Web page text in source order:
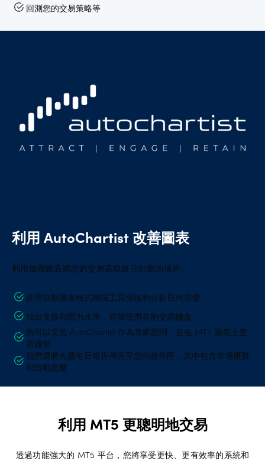
回測您的交易策略等
利用 AutoChartist 改善圖表
利用進階圖表將您的交易表現提升到新的境界。
使用自動圖表模式辨識工具掃描和分析日內市場。
找出支撐和阻力水準，並發現潛在的交易機會
您可以安裝 AutoChartist 作為專家顧問，並在 MT5 圖表上查
看趨勢
我們還將免費每日報告傳送至您的收件匣，其中包含市場概覽
和自動提醒
利用 MT5 更聰明地交易
透過功能強大的 MT5 平台，您將享受更快、更有效率的系統和